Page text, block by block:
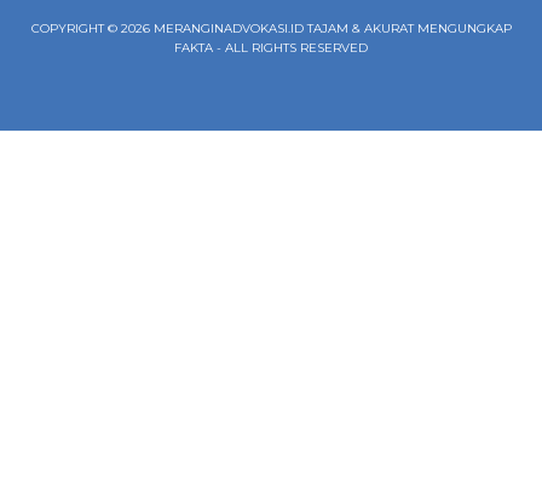
COPYRIGHT © 2026 MERANGINADVOKASI.ID TAJAM & AKURAT MENGUNGKAP
FAKTA - ALL RIGHTS RESERVED